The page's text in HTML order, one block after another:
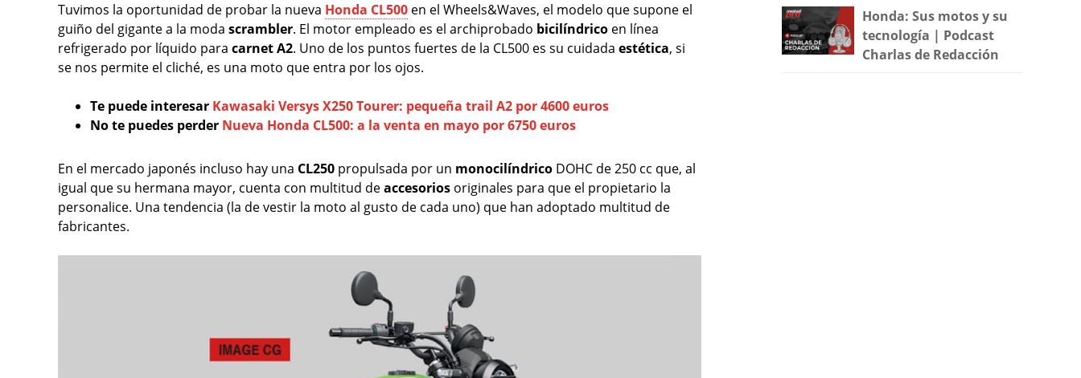
Tuvimos la oportunidad de probar la nueva Honda CL500 en el Wheels&Waves, el modelo que supone el
guiño del gigante a la moda scrambler. El motor empleado es el archiprobado bicilíndrico en línea
refrigerado por líquido para carnet A2. Uno de los puntos fuertes de la CL500 es su cuidada estética, si
se nos permite el cliché, es una moto que entra por los ojos.
Te puede interesar Kawasaki Versys X250 Tourer: pequeña trail A2 por 4600 euros
No te puedes perder Nueva Honda CL500: a la venta en mayo por 6750 euros
En el mercado japonés incluso hay una CL250 propulsada por un monocilíndrico DOHC de 250 cc que, al
igual que su hermana mayor, cuenta con multitud deaccesorios originales para que el propietario la
personalice. Una tendencia (la de vestir la moto al gusto de cada uno) que han adoptado multitud de
fabricantes.
Honda: Sus motos y su
tecnología | Podcast
Charlas de Redacción